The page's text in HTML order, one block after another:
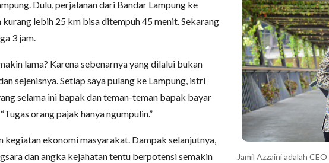
Dulu, perjalanan dari Bandar Lampung ke
lebih 25 km bisa ditempuh 45 menit. Sekarang
3 jam.
lama? Karena sebenarnya yang dilalui bukan
sejenisnya. Setiap saya pulang ke Lampung, istri
selama ini bapak dan teman-teman bapak bayar
orang pajak hanya ngumpulin.”
kegiatan ekonomi masyarakat. Dampak selanjutnya,
dan angka kejahatan tentu berpotensi semakin
Jamil Azzaini adalah